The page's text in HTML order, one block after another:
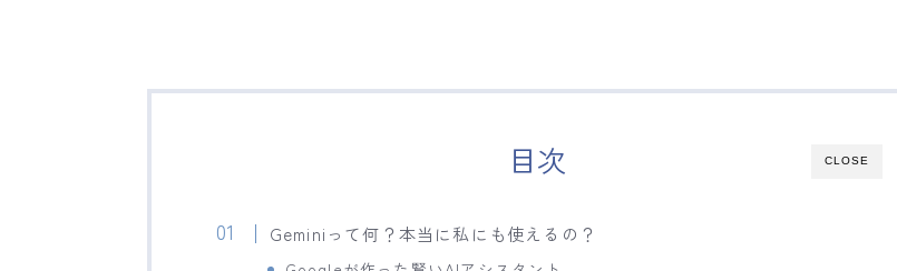
CLOSE
目次
Geminiって何？本当に私にも使えるの？